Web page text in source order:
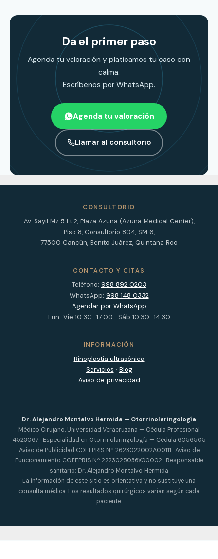
Da el primer paso
Agenda tu valoración y platicamos tu caso con
calma.
Escríbenos por WhatsApp.
Agenda tu valoración
Llamar al consultorio
CONSULTORIO
Av. Sayil Mz 5 Lt 2, Plaza Azuna (Azuna Medical Center),
Piso 8, Consultorio 804, SM 6,
77500 Cancún, Benito Juárez, Quintana Roo
CONTACTO Y CITAS
Teléfono: 998 892 0203
WhatsApp: 998 148 0332
Agendar por WhatsApp
Lun–Vie 10:30–17:00 · Sáb 10:30–14:30
INFORMACIÓN
Rinoplastia ultrasónica
Servicios · Blog
Aviso de privacidad
Dr. Alejandro Montalvo Hermida — Otorrinolaringología
Médico Cirujano, Universidad Veracruzana — Cédula Profesional
4523067 · Especialidad en Otorrinolaringología — Cédula 6056505
Aviso de Publicidad COFEPRIS Nº 2623022002A00111 · Aviso de
Funcionamiento COFEPRIS Nº 2223025036X00002 · Responsable
sanitario: Dr. Alejandro Montalvo Hermida
La información de este sitio es orientativa y no sustituye una
consulta médica. Los resultados quirúrgicos varían según cada
paciente.